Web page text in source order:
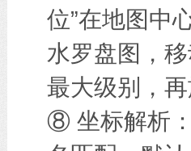
位”在地图中
水罗盘图，
最大级别，
⑧ 坐标解析